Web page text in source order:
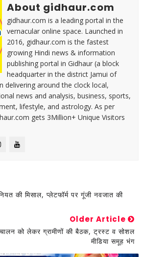
About gidhaur.com
gidhaur.com is a leading portal in the
vernacular online space. Launched in
2016, gidhaur.com is the fastest
growing Hindi news & information
publishing portal in Gidhaur (a block
headquarter in the district Jamui of
delivering around the clock local,
news and analysis, business, sports,
lifestyle, and astrology. As per
gets 3Million+ Unique Visitors
की मिसाल, प्लेटफॉर्म पर गूंजी नवजात की
Older Article
को लेकर ग्रामीणों की बैठक, ट्रस्ट व सोशल
मीडिया समूह भंग